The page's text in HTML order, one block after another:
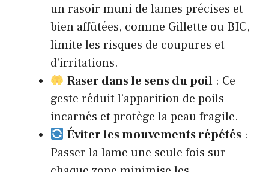
un rasoir muni de lames précises et
bien affûtées, comme Gillette ou BIC,
limite les risques de coupures et
d’irritations.
Raser dans le sens du poil: Ce
geste réduit l’apparition de poils
incarnés et protège la peau fragile.
Éviter les mouvements répétés:
Passer la lame une seule fois sur